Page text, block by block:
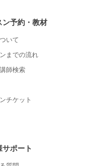
ン予約・教材
いて
までの流れ
師検索
チケット
サポート